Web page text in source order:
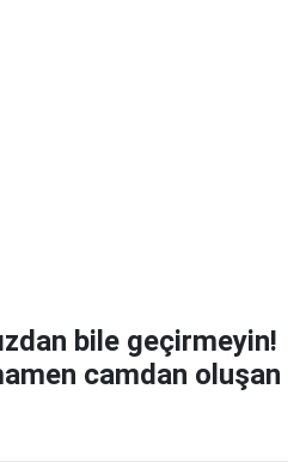
bile geçirmeyin!
camdan oluşan